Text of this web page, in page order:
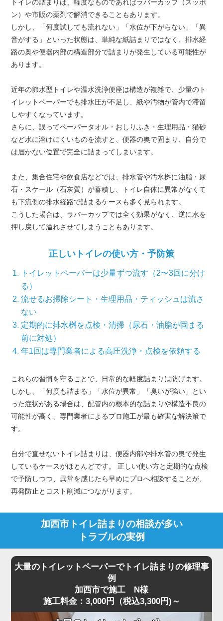
トイレの詰まりは、軽度なものであればラバーカップ（スッポ
ン）や市販の薬剤で解消できることもあります。
しかし、「何度試しても流れない」「水位が下がらない」「異
音がする」といった状態は、単純な紙詰まりではなく、排水経
路の奥や便器内部の構造部分で詰まりが発生している可能性が
あります。
近年の節水型トイレや温水洗浄便座は構造が複雑で、少量のト
イレットペーパーでも排水圧が不足し、紙や汚物が管内で滞留
しやすくなっています。
さらに、誤ってペーパータオル・おしりふき・生理用品・猫砂
など水に溶けにくいものを流すと、便器の奥で固まり、自分で
は届かない位置で完全に詰まってしまいます。
また、集合住宅や飲食店などでは、排水管や汚水桝に油脂・尿
石・スケール（石灰質）が蓄積し、トイレ自体に異常がなくて
も下流側の排水経路で詰まるケースも多く見られます。
こうした場合は、ラバーカップでは全く効果がなく、逆に水を
押し戻して溢れさせてしまうこともあります。
正しいトイレの使い方・予防策
トイレットペーパーは少量ずつ流す（2〜3回に分け
る）
流せるお掃除シート・生理用品・ティッシュは流さ
ない
定期的に排水桝を点検・清掃（尿石・油脂が固まる
前に対処）
年1回は専門業者による高圧洗浄・点検を依頼する
これらの習慣を守ることで、日常的な軽度詰まりは防げます。
しかし、「何度も詰まる」「水位が異常」「臭いが強い」とい
った症状がある場合は、配管内の根本的な詰まりや構造不良の
可能性が高く、専門業者によるプロ施工が最も確実な解決策で
す。
自分で直せないトイレ詰まりは、便器内部や排水管の奥で発生
しているケースがほとんどです。 正しい使い方と定期的な点検
で予防しつつ、異常を感じたら早めにプロへ相談することが、
再発防止とコスト削減につながります。
加西市トイレ詰まりの相談が多い
トラブルの実例
大量のトイレットペーパーでトイレ詰まりの修理事
例
加西市で施工 N様
施工料金：3,000円（税込3,300円)～